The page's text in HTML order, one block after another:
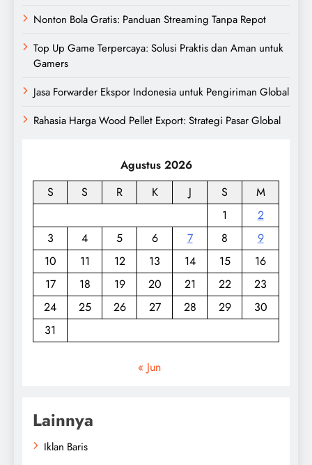
Nonton Bola Gratis: Panduan Streaming Tanpa Repot
Top Up Game Terpercaya: Solusi Praktis dan Aman untuk
Gamers
Jasa Forwarder Ekspor Indonesia untuk Pengiriman Global
Rahasia Harga Wood Pellet Export: Strategi Pasar Global
Agustus 2026
S
S R K J S
M
1
2
3
4 5 6 7 8
9
10
11 12 13 14 15
16
17
18 19 20 21 22
23
24
25 26 27 28 29
30
31
« Jun
Lainnya
Iklan Baris